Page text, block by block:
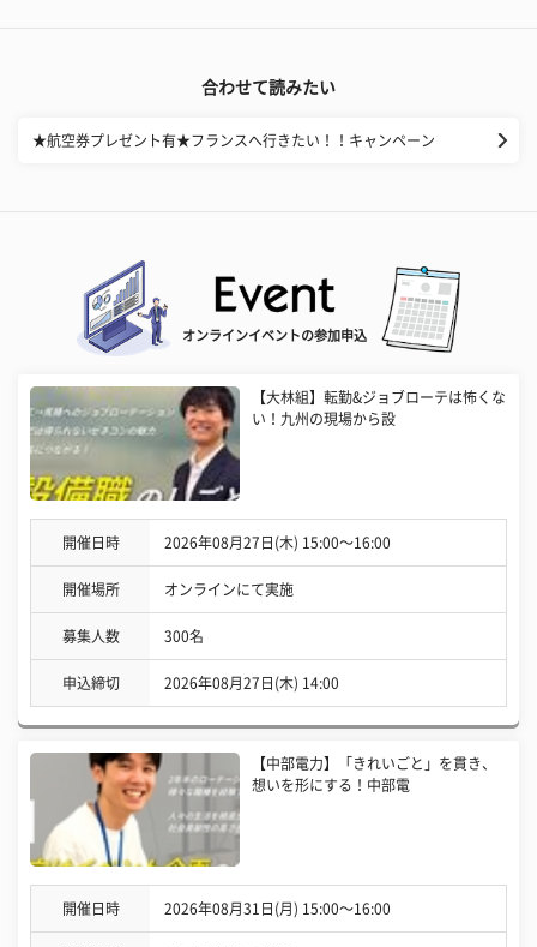
合わせて読みたい
★航空券プレゼント有★フランスへ行きたい！！キャンペーン
オンラインイベントの参加申込
【大林組】転勤&ジョブローテは怖くな
い！九州の現場から設
開催日時 2026年08月27日(木) 15:00〜16:00
開催場所 オンラインにて実施
募集人数 300名
申込締切 2026年08月27日(木) 14:00
【中部電力】「きれいごと」を貫き、
想いを形にする！中部電
開催日時 2026年08月31日(月) 15:00〜16:00